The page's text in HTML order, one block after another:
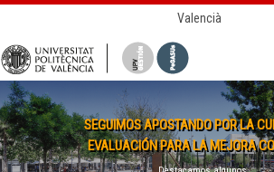
Valencià
SEGUIMOS APOSTANDO POR LA
EVALUACIÓN PARA LA MEJORA